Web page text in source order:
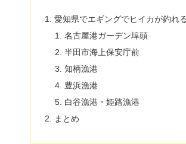
愛知県でエギングでヒイカが釣れ
名古屋港ガーデン埠頭
半田市海上保安庁前
知柄漁港
豊浜漁港
白谷漁港・姫路漁港
まとめ